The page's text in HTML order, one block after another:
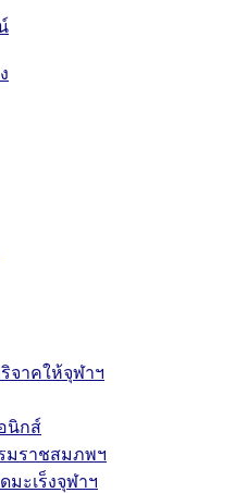
จาคให้จุฬาฯ
นิกส์
มราชสมภพฯ
ะเร็งจุฬาฯ